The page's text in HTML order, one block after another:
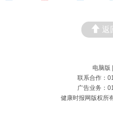
返
电脑版 |
联系合作：
广告业务：
健康时报网版权所